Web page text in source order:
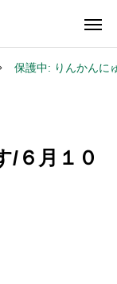
保護中: りんかんに
/６月１０